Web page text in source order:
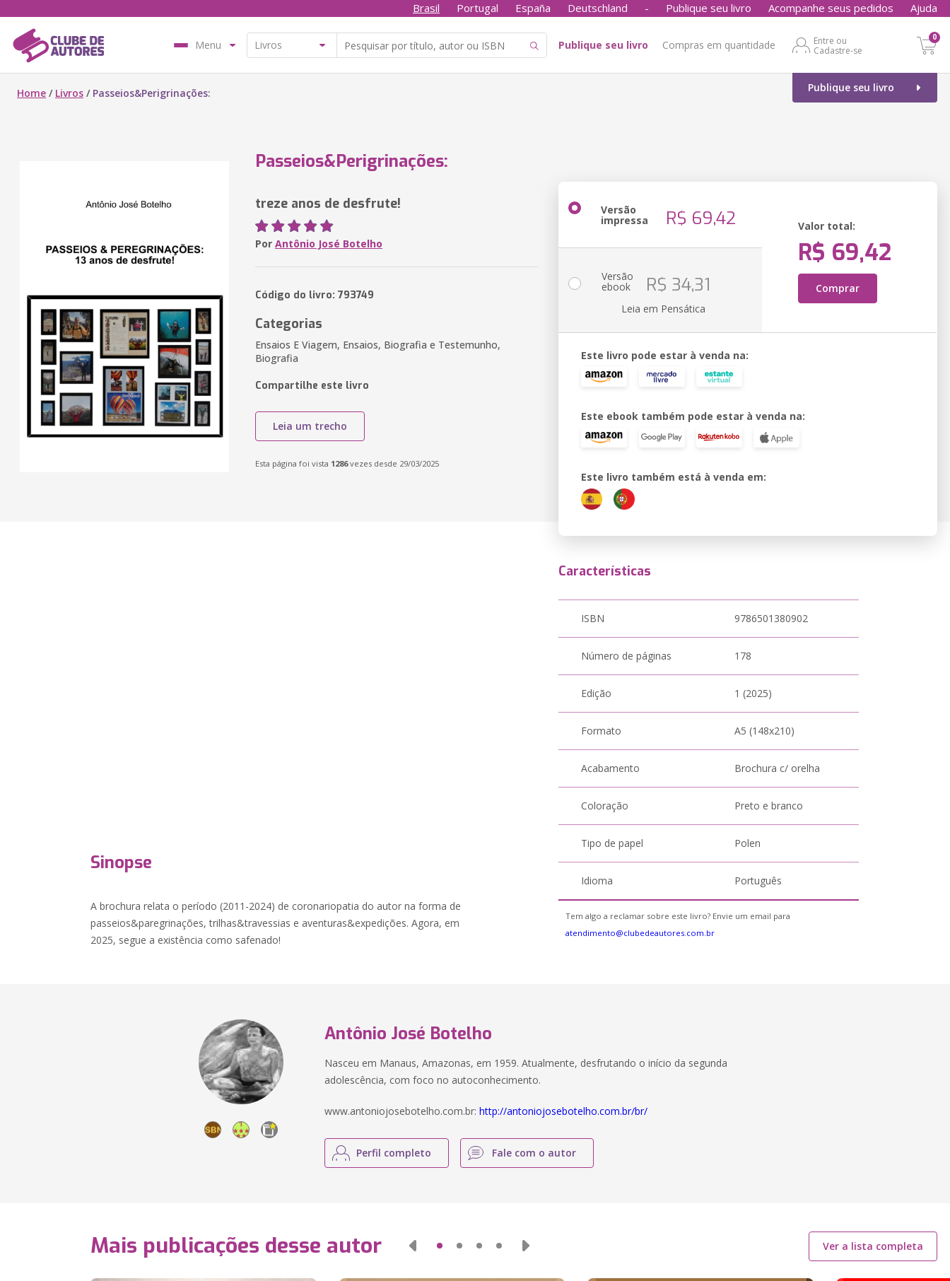
Brasil Portugal España Deutschland - Publique seu livro Acompanhe seus pedidos Ajuda
Menu Publique seu livro Compras em quantidade
Entre ou
Cadastre-se
0
Publique seu livro
Home / Livros / Passeios&Perigrinações:
Passeios&Perigrinações:
treze anos de desfrute!
Por Antônio José Botelho
Código do livro: 793749
Categorias
Ensaios E Viagem, Ensaios, Biografia e Testemunho,
Biografia
Compartilhe este livro
Leia um trecho
Esta página foi vista 1286vezes desde 29/03/2025
Versão
impressa R$ 69,42 Valor total:
R$ 69,42
Comprar
Versão
ebook R$ 34,31
Leia em Pensática
Este livro pode estar à venda na:
Este ebook também pode estar à venda na:
Este livro também está à venda em:
Sinopse
A brochura relata o período (2011-2024) de coronariopatia do autor na forma de
passeios&paregrinações, trilhas&travessias e aventuras&expedições. Agora, em
2025, segue a existência como safenado!
Características
ISBN 9786501380902
Número de páginas 178
Edição 1 (2025)
Formato A5 (148x210)
Acabamento Brochura c/ orelha
Coloração Preto e branco
Tipo de papel Polen
Idioma Português
Tem algo a reclamar sobre este livro? Envie um email para
atendimento@clubedeautores.com.br
Antônio José Botelho
Nasceu em Manaus, Amazonas, em 1959. Atualmente, desfrutando o início da segunda
adolescência, com foco no autoconhecimento.
www.antoniojosebotelho.com.br:http://antoniojosebotelho.com.br/br/
Perfil completo Fale com o autor
Mais publicações desse autor Ver a lista completa